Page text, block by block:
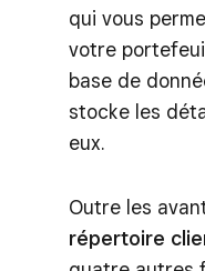
qui vous
votre
base de
stocke les
eux.
Outre les
répertoire